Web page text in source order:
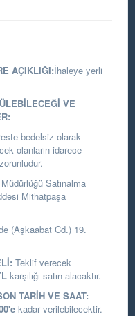
AÇIKLIĞI:İhaleye yerli
VE
bedelsiz olarak
olanların idarece
Satınalma
Mithatpaşa
(Aşkaabat Cd.) 19.
Teklif verecek
karşılığı satın alacaktır.
TARİH VE SAAT:
'e kadar verilebilecektir.